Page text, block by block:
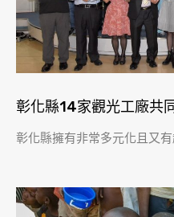
彰化縣14家觀光工廠共
彰化縣擁有非常多元化且又